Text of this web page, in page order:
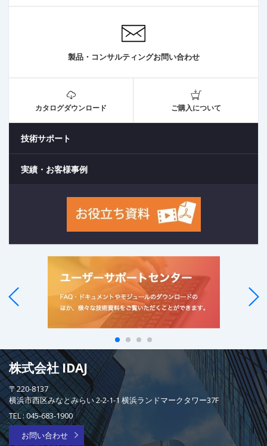
製品・コンサルティングお問い合わせ
カタログダウンロード ご購入について
技術サポート
実績・お客様事例
株式会社 IDAJ
〒220-8137
横浜市西区みなとみらい 2-2-1-1 横浜ランドマークタワー37F
TEL :045-683-1900
お問い合わせ